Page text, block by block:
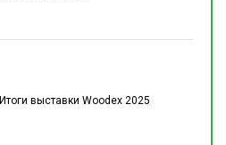
Итоги выставки Woodex 2025